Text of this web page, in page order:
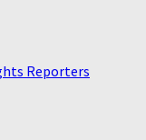
Reporters